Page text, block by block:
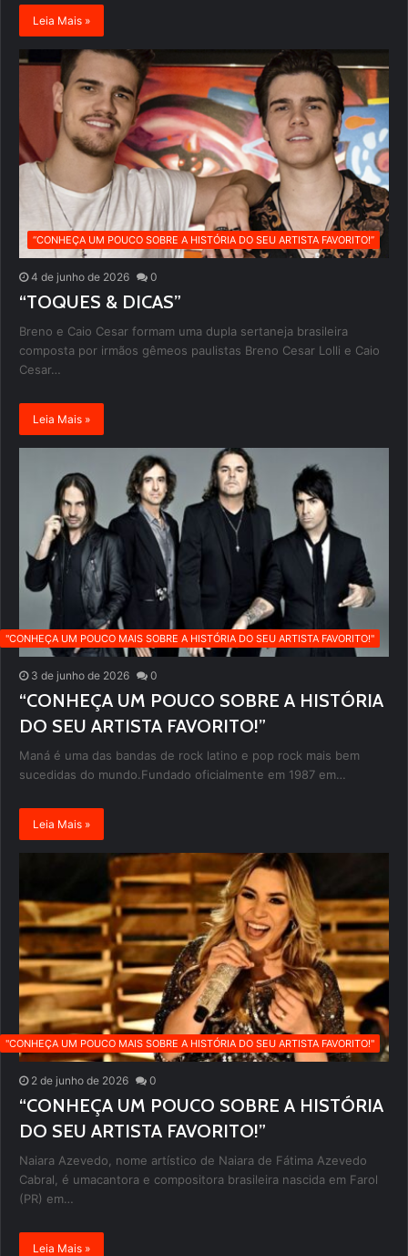
Leia Mais »
“CONHEÇA UM POUCO SOBRE A HISTÓRIA DO SEU ARTISTA FAVORITO!”
4 de junho de 2026 0
“TOQUES & DICAS”
Breno e Caio Cesar formam uma dupla sertaneja brasileira
composta por irmãos gêmeos paulistas Breno Cesar Lolli e Caio
Cesar…
Leia Mais »
''CONHEÇA UM POUCO MAIS SOBRE A HISTÓRIA DO SEU ARTISTA FAVORITO!''
3 de junho de 2026 0
“CONHEÇA UM POUCO SOBRE A HISTÓRIA
DO SEU ARTISTA FAVORITO!”
Maná é uma das bandas de rock latino e pop rock mais bem
sucedidas do mundo.Fundado oficialmente em 1987 em…
Leia Mais »
''CONHEÇA UM POUCO MAIS SOBRE A HISTÓRIA DO SEU ARTISTA FAVORITO!''
2 de junho de 2026 0
“CONHEÇA UM POUCO SOBRE A HISTÓRIA
DO SEU ARTISTA FAVORITO!”
Naiara Azevedo, nome artístico de Naiara de Fátima Azevedo
Cabral, é umacantora e compositora brasileira nascida em Farol
(PR) em…
Leia Mais »